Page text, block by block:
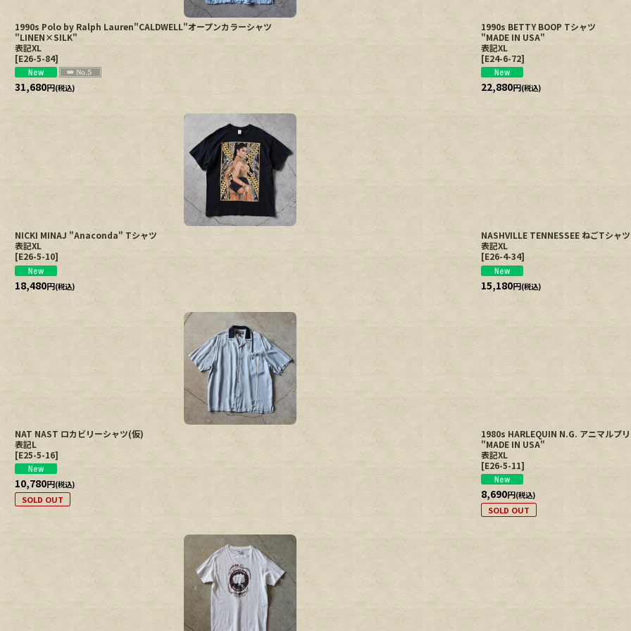
1990s Polo by Ralph Lauren"CALDWELL"オープンカラーシャツ
"LINEN×SILK"
表記XL
[E26-5-84]
31,680円(税込)
1990s BETTY BOOP Tシャツ
"MADE IN USA"
表記XL
[E24-6-72]
22,880円(税込)
NICKI MINAJ "Anaconda" Tシャツ
表記XL
[E26-5-10]
18,480円(税込)
NASHVILLE TENNESSEE ねごTシ
表記XL
[E26-4-34]
15,180円(税込)
NAT NAST ロカビリーシャツ(仮)
表記L
[E25-5-16]
10,780円(税込)
SOLD OUT
1980s HARLEQUIN N.G. アニマル
"MADE IN USA"
表記XL
[E26-5-11]
8,690円(税込)
SOLD OUT